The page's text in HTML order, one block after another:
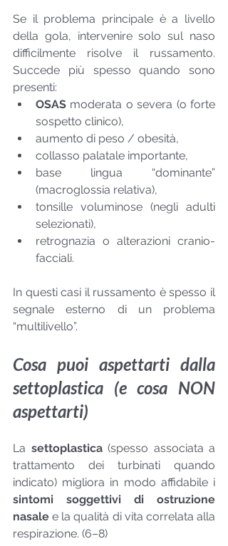
Se il problema principale è a livello
della gola, intervenire solo sul naso
difficilmente risolve il russamento.
Succede più spesso quando sono
presenti:
OSAS moderata o severa (o forte
sospetto clinico),
aumento di peso / obesità,
collasso palatale importante,
base lingua “dominante”
(macroglossia relativa),
tonsille voluminose (negli adulti
selezionati),
retrognazia o alterazioni cranio-
facciali.
In questi casi il russamento è spesso il
segnale esterno di un problema
“multilivello”.
Cosa puoi aspettarti dalla
settoplastica (e cosa NON
aspettarti)
La settoplastica (spesso associata a
trattamento dei turbinati quando
sintomi soggettivi di ostruzione
nasale e la qualità di vita correlata alla
respirazione. (6–8)